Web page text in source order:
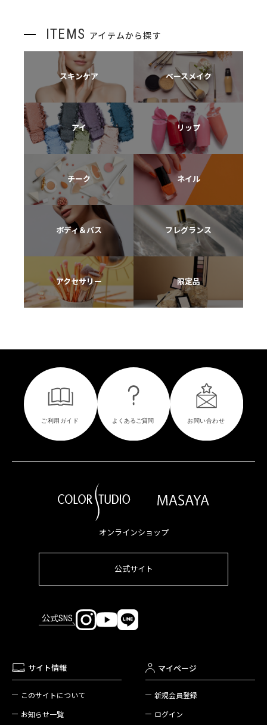
ITEMS アイテムから探す
スキンケア ベースメイク
アイ リップ
チーク ネイル
ボディ＆バス フレグランス
アクセサリー 限定品
オンラインショップ
公式サイト
公式SNS
サイト情報
このサイトについて
お知らせ一覧
マイページ
新規会員登録
ログイン